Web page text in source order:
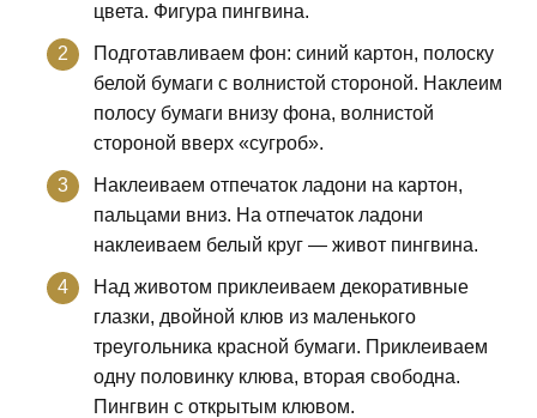
цвета. Фигура пингвина.
Подготавливаем фон: синий картон, полоску
белой бумаги с волнистой стороной. Наклеим
полосу бумаги внизу фона, волнистой
стороной вверх «сугроб».
Наклеиваем отпечаток ладони на картон,
пальцами вниз. На отпечаток ладони
наклеиваем белый круг — живот пингвина.
Над животом приклеиваем декоративные
глазки, двойной клюв из маленького
треугольника красной бумаги. Приклеиваем
одну половинку клюва, вторая свободна.
Пингвин с открытым клювом.